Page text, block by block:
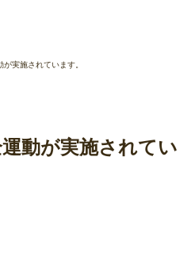
実施されています。
動が実施されてい